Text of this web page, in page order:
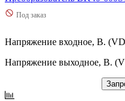
Под заказ
Напряжение входное, В.
Напряжение выходное, В.